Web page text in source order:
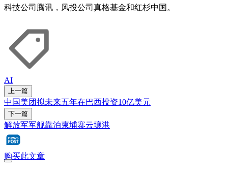
科技公司腾讯，风投公司真格基金和红杉中国。
AI
上一篇
中国美团拟未来五年在巴西投资10亿美元
下一篇
解放军军舰靠泊柬埔寨云壤港
购买此文章